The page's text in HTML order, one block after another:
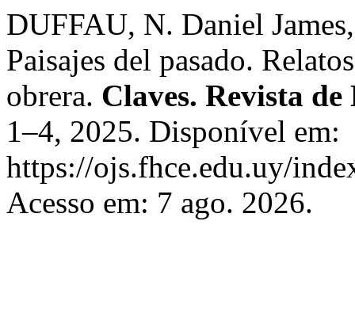
DUFFAU, N. Daniel
Paisajes del pasado.
obrera. Claves. Revista
1–4, 2025. Disponível em:
https://ojs.fhce.edu.uy/
Acesso em: 7 ago. 2026.